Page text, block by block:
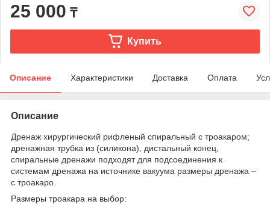
25 000 ₸
Купить
Описание Характеристики Доставка Оплата
Описание
Дренаж хирургический рифленый спиральный с троакаром;
дренажная трубка из (силикона), дистальный конец,
спиральные дренажи подходят для подсоединения к
системам дренажа на источнике вакуума размеры дренажа –
с троакаро.
Размеры троакара на выбор: